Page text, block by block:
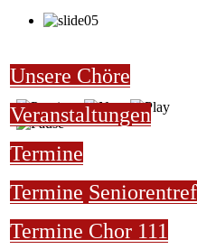
Unsere Chöre
Veranstaltungen
Termine
Termine
Termine Chor 111